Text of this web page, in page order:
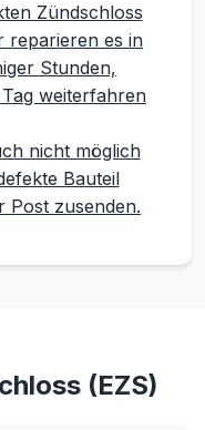
Zündschloss
reparieren es in
Stunden,
weiterfahren
nicht möglich
Bauteil
Post zusenden.
(EZS)